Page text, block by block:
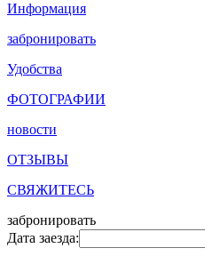
Информация
забронировать
Удобства
ФОТОГРАФИИ
новости
ОТЗЫВЫ
СВЯЖИТЕСЬ
забронировать
Дата заезда: